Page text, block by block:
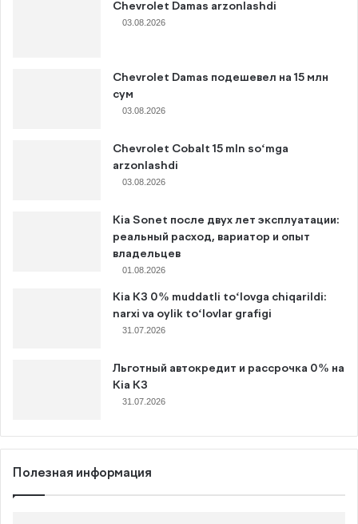
Chevrolet Damas arzonlashdi
03.08.2026
Chevrolet Damas подешевел на 15 млн
сум
03.08.2026
Chevrolet Cobalt 15 mln so‘mga
arzonlashdi
03.08.2026
Kia Sonet после двух лет эксплуатации:
реальный расход, вариатор и опыт
владельцев
01.08.2026
Kia K3 0% muddatli to‘lovga chiqarildi:
narxi va oylik to‘lovlar grafigi
31.07.2026
Льготный автокредит и рассрочка 0% на
Kia K3
31.07.2026
Полезная информация